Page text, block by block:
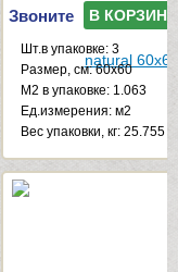
Звоните В КОРЗИНУ
Шт.в упаковке: 3
Размер, см: 60x60
М2 в упаковке: 1.063
Ед.измерения: м2
Веc упаковки, кг: 25.755